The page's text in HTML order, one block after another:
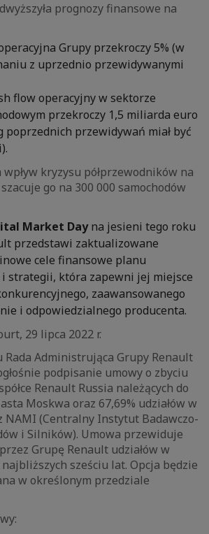
prognozy finansowe na
Grupy przekroczy 5% (w
z uprzednio przewidywanymi
flow operacyjny w sektorze
przekroczy 1,5 miliarda euro
poprzednich przewidywań miał być
kryzysu półprzewodników na
go na 300 000 samochodów
Market Dayna jesieni tego roku
przedstawi zaktualizowane
cele finansowe planu
strategii, która zapewni jej miejsce
zaawansowanego
i odpowiedzialnego producenta.
29 lipca 2022 r.
Rada Administrująca Grupy Renault
podpisanie umowy o zbyciu
Renault Russia należących do
Moskwa oraz 67,69% udziałów w
NAMI (Centralny Instytut Badawczo-
i Silników). Umowa przewiduje
Grupę Renault udziałów w
sześciu lat. Opcja będzie
w określonym przedziale